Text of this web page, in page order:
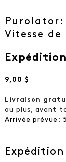
Purolator:
Vitesse de
9,00 $
Livraison
ou plus, avant
Arrivée prévue:
Expédition